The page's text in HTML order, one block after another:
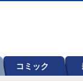
コミック